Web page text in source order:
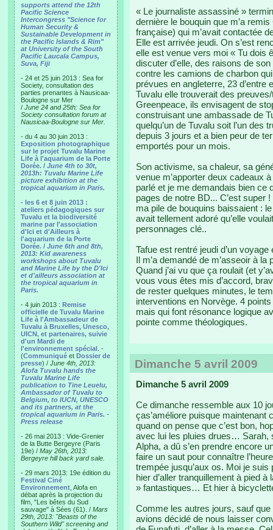
supports attend the 12th
Pacific Science
Intercongress "Science for
Human Security &
Sustainable Development in
the Pacific Islands & Rim"
at University of the South
Pacific Laucala Campus,
Suva, Fiji
- 24 et 25 juin 2013 : Sea for
Society, consultation des
parties prenantes à Nausicaa-
Boulogne sur Mer
/ June 24 and 25th: Sea for
Society consultation forum at
Nausicaa-Boulogne sur Mer.
- du 4 au 30 juin 2013 :
Exposition photographique
sur le projet Tuvalu Marine
Life à l'aquarium de la Porte
Dorée. / June 4th to 30t,
2013h: Tuvalu Marine Life
picture exhibition at the
tropical aquarium in Paris.
- les 6 et 8 juin 2013 :
ateliers pédagogiques sur
Tuvalu et la biodiversité
marine par l'association
d'Ici et d'Ailleurs à
l'aquarium de la Porte
Dorée. / June 6th and 8th,
2013: Kid awareness
workshops about Tuvalu
and Marine Life by the D'Ici
et d'ailleurs association at
the tropical aquarium in
Paris.
- 4 juin 2013 : Remise
officielle de Tuvalu Marine
Life à l'Ambassadeur de
Tuvalu à Bruxelles, Unesco,
UICN, et partenaires, suivie
d'un Mardi de
l'environnement spécial . -
(Communiqué et Dossier de
presse) / June 4th, 2013:
Alofa Tuvalu hands the
Tuvalu Marine Life
publication to Tine Leuelu,
Ambassador of Tuvalu to
Belgium, to IUCN, UNESCO
and its partners, at the
tropical aquarium in Paris. -
Press release
- 26 mai 2013 : Vide-Grenier
de la Butte Bergeyre (Paris
19e) / May 26th, 2013:
Bergeyre hill back yard sale.
- 29 mars 2013: 19e édition du
Festival Ciné
Environnement , Alofa en
débat après la projection du
film, "Les bêtes du Sud
sauvage" à Sées (61). / Mars
29th, 2013: "Beasts of the
Southern Wild" screening and
« Le journaliste assassiné »
dernière le bouquin que m’a
française) qui m’avait contactée
Elle est arrivée jeudi. On s’est
elle est venue vers moi « Tu dois
discuter d’elle, des raisons de
contre les camions de charbon
prévues en angleterre, 23 d’entre
Tuvalu elle trouverait des
Greenpeace, ils envisagent de
construisant une ambassade de
quelqu’un de Tuvalu soit l’un
depuis 3 jours et a bien peur de
emportés pour un mois.
Son activisme, sa chaleur, sa
venue m’apporter deux cadeaux
parlé et je me demandais bien ce
pages de notre BD... C’est super
ma pile de bouquins baissaient :
avait tellement adoré qu’elle
personnages clé..
Tafue est rentré jeudi d’un
Il m’a demandé de m’asseoir à
Quand j’ai vu que ça roulait (et
vous vous êtes mis d’accord,
de rester quelques minutes, le
interventions en Norvège. 4
mais qui font résonance logique
pointe comme théologiques.
Dimanche 5 avril 2009
Dimanche 5 avril 2009
Ce dimanche ressemble aux 10
ças’améliore puisque maintenant
quand on pense que c’est bon,
avec lui les pluies drues… Sarah,
Alpha, a dû s’en prendre encore
faire un saut pour connaître
trempée jusqu’aux os. Moi je
hier d’aller tranquillement à pied
» fantastiques… Et hier à
Comme les autres jours, sauf
avions décidé de nous laisser